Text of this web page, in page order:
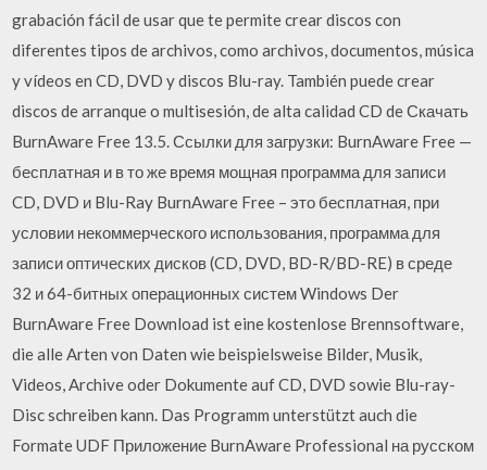
grabación fácil de usar que te permite crear discos con
diferentes tipos de archivos, como archivos, documentos, música
y vídeos en CD, DVD y discos Blu-ray. También puede crear
discos de arranque o multisesión, de alta calidad CD de Скачать
BurnAware Free 13.5. Ссылки для загрузки: BurnAware Free —
бесплатная и в то же время мощная программа для записи
CD, DVD и Blu-Ray BurnAware Free – это бесплатная, при
условии некоммерческого использования, программа для
записи оптических дисков (CD, DVD, BD-R/BD-RE) в среде
32 и 64-битных операционных систем Windows Der
BurnAware Free Download ist eine kostenlose Brennsoftware,
die alle Arten von Daten wie beispielsweise Bilder, Musik,
Videos, Archive oder Dokumente auf CD, DVD sowie Blu-ray-
Disc schreiben kann. Das Programm unterstützt auch die
Formate UDF Приложение BurnAware Professional на русском